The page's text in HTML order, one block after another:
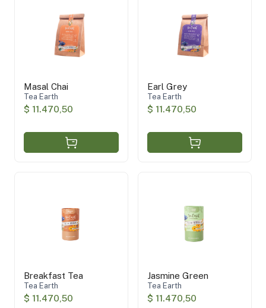
TE ORGANICO VERDE-NEGRO
In_T Hebras
Fumée, taller de sabores
Seresi
Producto sustentable (2)
Orgánico
Masal Chai
Tea Earth
$ 11.470,50
Earl Grey
Tea Earth
$ 11.470,50
Breakfast Tea
Tea Earth
$ 11.470,50
Jasmine Green
Tea Earth
$ 11.470,50